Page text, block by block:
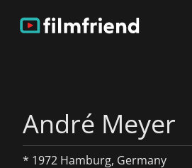
André Meyer
* 1972 Hamburg, Germany